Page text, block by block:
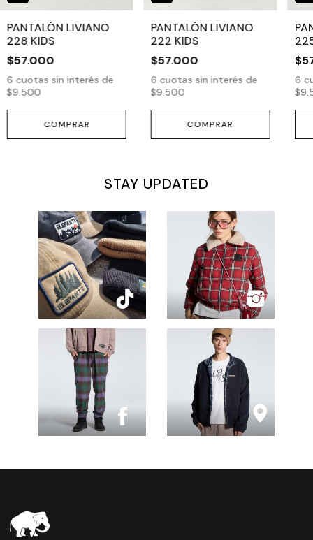
PANTALÓN LIVIANO
228 KIDS
$57.000
6 cuotas sin interés de
$9.500
COMPRAR
PANTALÓN LIVIANO
222 KIDS
$57.000
6 cuotas sin interés de
$9.500
COMPRAR
6
STAY UPDATED